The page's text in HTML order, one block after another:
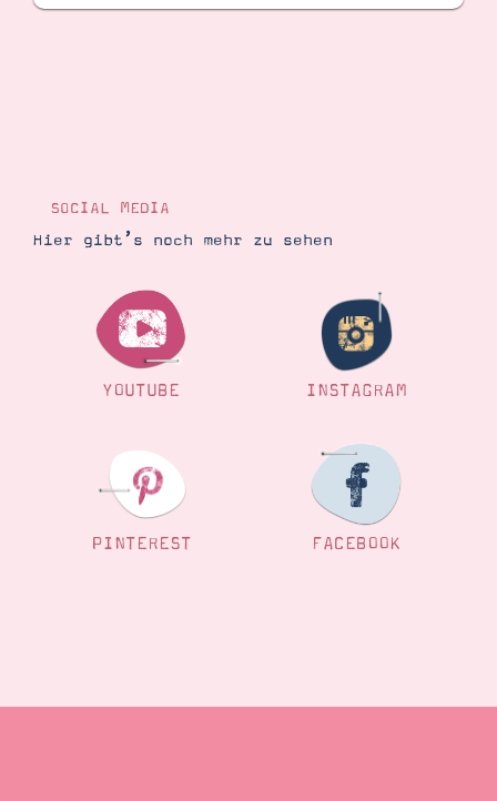
SOCIAL MEDIA
Hier gibt’s noch mehr zu sehen
YOUTUBE INSTAGRAM
PINTEREST FACEBOOK